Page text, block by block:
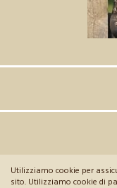
©2026 Hotel Scherer.
Utilizziamo cookie per
sito. Utilizziamo cookie di